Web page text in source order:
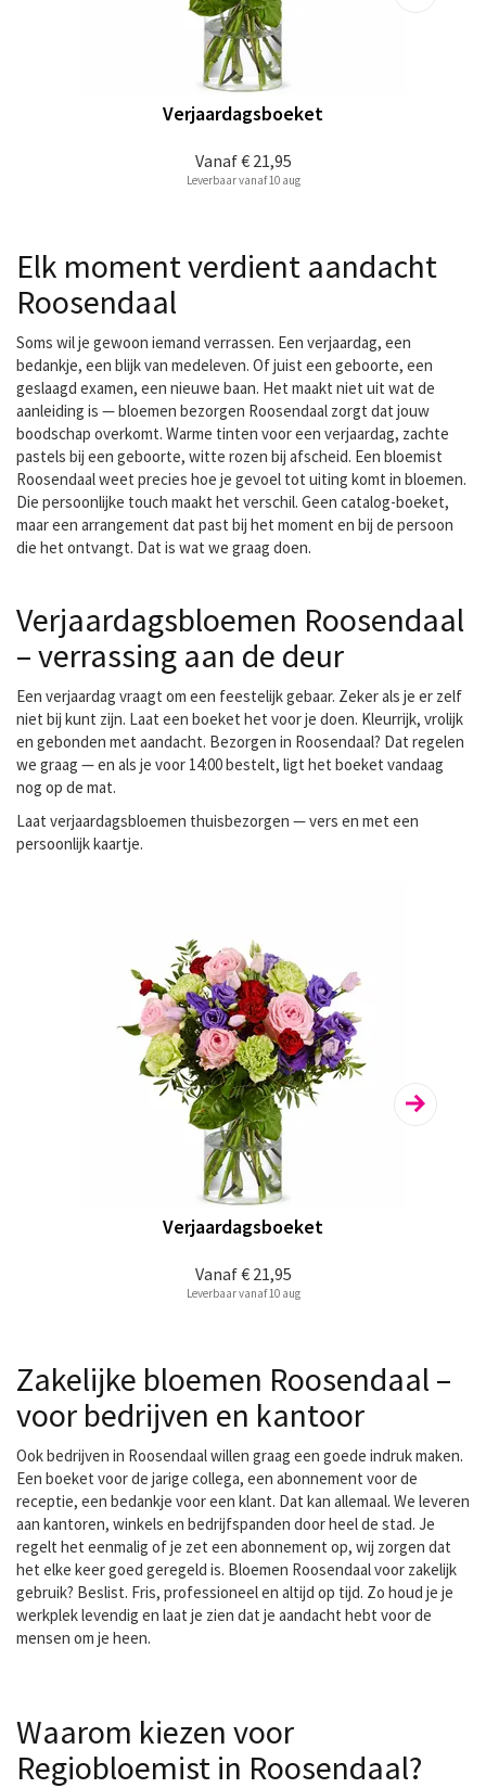
Vanaf€ 21,95
Verjaardagsboeket
Leverbaar vanaf 10 aug
Elk moment verdient aandacht
Roosendaal
Soms wil je gewoon iemand verrassen. Een verjaardag, een
bedankje, een blijk van medeleven. Of juist een geboorte, een
geslaagd examen, een nieuwe baan. Het maakt niet uit wat de
aanleiding is — bloemen bezorgen Roosendaal zorgt dat jouw
boodschap overkomt. Warme tinten voor een verjaardag, zachte
pastels bij een geboorte, witte rozen bij afscheid. Een bloemist
Roosendaal weet precies hoe je gevoel tot uiting komt in bloemen.
Die persoonlijke touch maakt het verschil. Geen catalog-boeket,
maar een arrangement dat past bij het moment en bij de persoon
die het ontvangt. Dat is wat we graag doen.
Verjaardagsbloemen Roosendaal
– verrassing aan de deur
Een verjaardag vraagt om een feestelijk gebaar. Zeker als je er zelf
niet bij kunt zijn. Laat een boeket het voor je doen. Kleurrijk, vrolijk
en gebonden met aandacht. Bezorgen in Roosendaal? Dat regelen
we graag — en als je voor 14:00 bestelt, ligt het boeket vandaag
nog op de mat.
Laat verjaardagsbloemen thuisbezorgen — vers en met een
persoonlijk kaartje.
Vanaf€ 21,95
Verjaardagsboeket
Leverbaar vanaf 10 aug
Zakelijke bloemen Roosendaal –
voor bedrijven en kantoor
Ook bedrijven in Roosendaal willen graag een goede indruk maken.
Een boeket voor de jarige collega, een abonnement voor de
receptie, een bedankje voor een klant. Dat kan allemaal. We leveren
aan kantoren, winkels en bedrijfspanden door heel de stad. Je
regelt het eenmalig of je zet een abonnement op, wij zorgen dat
het elke keer goed geregeld is. Bloemen Roosendaal voor zakelijk
gebruik? Beslist. Fris, professioneel en altijd op tijd. Zo houd je je
werkplek levendig en laat je zien dat je aandacht hebt voor de
mensen om je heen.
Waarom kiezen voor
Regiobloemist in Roosendaal?